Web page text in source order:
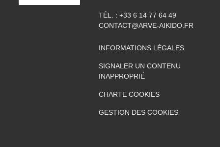
TÉL. : +33 6 14 77 64 49
CONTACT@ARVE-AIKIDO.FR
INFORMATIONS LÉGALES
SIGNALER UN CONTENU
INAPPROPRIÉ
CHARTE COOKIES
GESTION DES COOKIES